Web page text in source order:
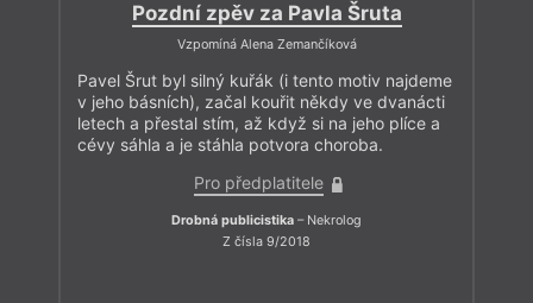
Pozdní zpěv za Pavla Šruta
Vzpomíná Alena Zemančíková
Pavel Šrut byl silný kuřák (i tento motiv najdeme
v jeho básních), začal kouřit někdy ve dvanácti
letech a přestal stím, až když si na jeho plíce a
cévy sáhla a je stáhla potvora choroba.
Pro předplatitele
Drobná publicistika – Nekrolog
Z čísla 9/2018